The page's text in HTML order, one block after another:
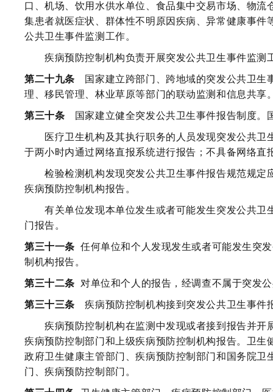
口、机场、饮用水供水单位、食品集中交易市场、物
集患者就医症状、群体性不明原因疾病、异常健康事
公共卫生事件监测工作。
疾病预防控制机构负责开展突发公共卫生事件监测
第二十九条 国家建立跨部门、跨地域的突发公共卫生
理、移民管理、林业草原等部门的联动监测和信息共享
第三十条 国家建立健全突发公共卫生事件报告制度。
医疗卫生机构及其执行职务的人员发现突发公共卫
于两小时内通过网络直报系统进行报告；不具备网络
检验检测机构发现突发公共卫生事件报告规范规定
疾病预防控制机构报告。
有关单位发现本单位发生或者可能发生突发公共卫
门报告。
第三十一条任何单位和个人发现发生或者可能发生突
制机构报告。
第三十二条对单位和个人的报告，经调查不属于突发
第三十三条疾病预防控制机构接到突发公共卫生事件
疾病预防控制机构在监测中发现或者接到报告并开
疾病预防控制部门和上级疾病预防控制机构报告。卫
政府卫生健康主管部门、疾病预防控制部门和国务院
门、疾病预防控制部门。